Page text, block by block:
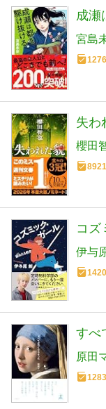
成瀬
宮島
失わ
櫻田
8921
コズ
伊与
1420
すべ
原田
1283